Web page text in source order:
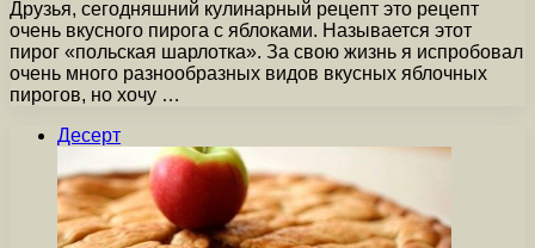
Друзья, сегодняшний кулинарный рецепт это рецепт
очень вкусного пирога с яблоками. Называется этот
пирог «польская шарлотка». За свою жизнь я испробовал
очень много разнообразных видов вкусных яблочных
пирогов, но хочу …
Десерт